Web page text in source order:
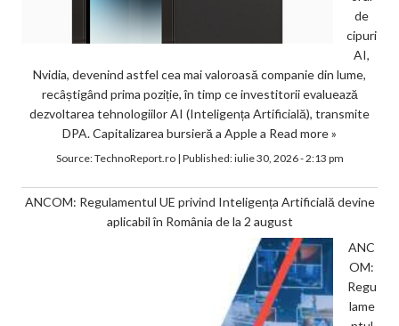
de
cipuri
AI,
Nvidia, devenind astfel cea mai valoroasă companie din lume,
recâștigând prima poziție, în timp ce investitorii evaluează
dezvoltarea tehnologiilor AI (Inteligența Artificială), transmite
DPA. Capitalizarea bursieră a Apple a Read more »
Source:TechnoReport.ro| Published:iulie 30, 2026 - 2:13 pm
ANCOM: Regulamentul UE privind Inteligența Artificială devine
aplicabil în România de la 2 august
ANC
OM:
Regu
lame